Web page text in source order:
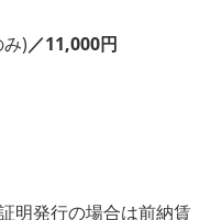
)／11,000円
明発行の場合は前納賃